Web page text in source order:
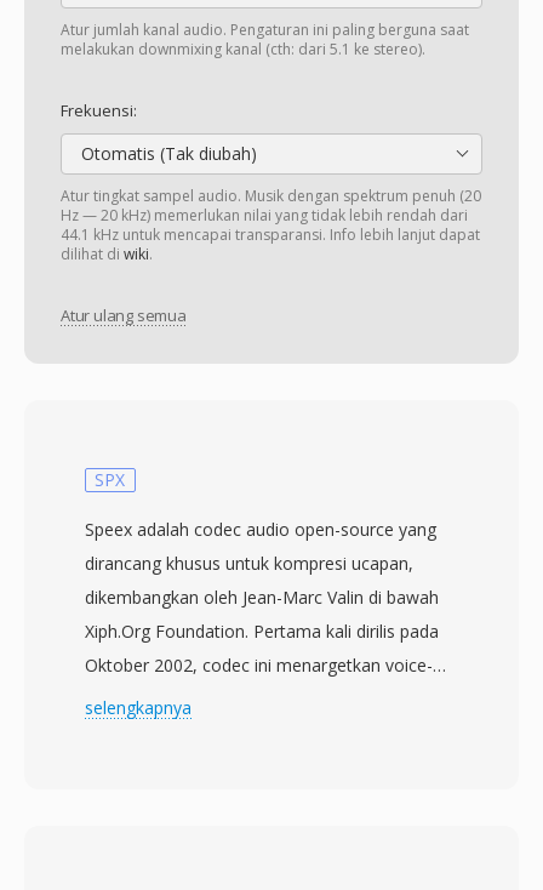
Atur jumlah kanal audio. Pengaturan ini paling berguna saat
melakukan downmixing kanal (cth: dari 5.1 ke stereo).
Frekuensi:
Otomatis (Tak diubah)
Atur tingkat sampel audio. Musik dengan spektrum penuh (20
Hz — 20 kHz) memerlukan nilai yang tidak lebih rendah dari
44.1 kHz untuk mencapai transparansi. Info lebih lanjut dapat
dilihat di wiki.
Atur ulang semua
SPX
Speex adalah codec audio open-source yang
dirancang khusus untuk kompresi ucapan,
dikembangkan oleh Jean-Marc Valin di bawah
Xiph.Org Foundation. Pertama kali dirilis pada
Oktober 2002, codec ini menargetkan voice-
over-IP, konferensi, dan skenario apa pun di
selengkapnya